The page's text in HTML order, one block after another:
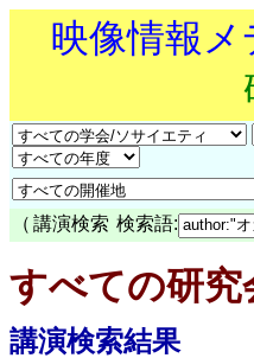
映像情報
（ 講演検索 検索語:
すべての研
講演検索結果